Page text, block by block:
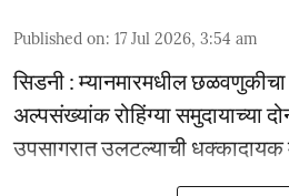
Published on: 17 Jul 2026, 3:54 am
सिडनी : म्यानमारमधील छळवणुकीचा
अल्पसंख्यांक रोहिंग्या समुदायाच्या
उपसागरात उलटल्याची